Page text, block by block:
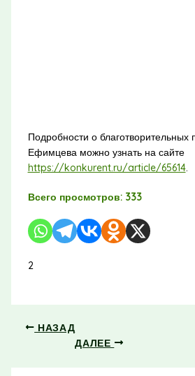
Подробности о благотворительных
Ефимцева можно узнать на сайте
https://konkurent.ru/article/65614.
Всего просмотров: 333
2
НАЗАД
ДАЛЕЕ